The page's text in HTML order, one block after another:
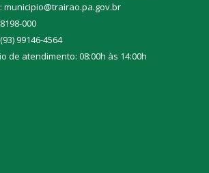
municipio@trairao.pa.gov.br
000
99146-4564
de atendimento: 08:00h às 14:00h